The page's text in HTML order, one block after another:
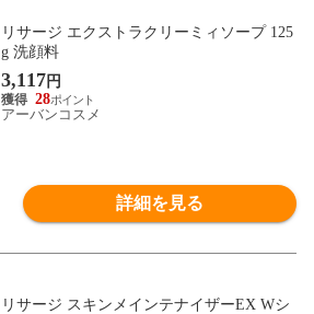
リサージ エクストラクリーミィソープ 125
g 洗顔料
3,117 円
28
アーバンコスメ
詳細を見る
リサージ スキンメインテナイザーEX Wシ